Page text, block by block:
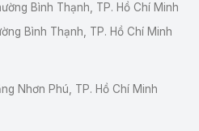
Bình Thạnh, TP. Hồ Chí Minh
Bình Thạnh, TP. Hồ Chí Minh
Nhơn Phú, TP. Hồ Chí Minh